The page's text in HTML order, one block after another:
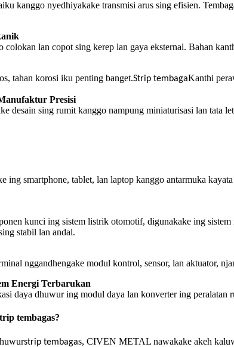
kanggo nyedhiyakake transmisi arus sing efisien.
lan copot sing kerep lan gaya eksternal. Bahan
tahan korosi iku penting banget.Strip tembagaKanthi
Presisi
desain sing rumit kanggo nampung miniaturisasi lan tata
ing smartphone, tablet, lan laptop kanggo antarmuka
kunci ing sistem listrik otomotif, digunakake ing
stabil lan andal.
nggandhengake modul kontrol, sensor, lan aktuator,
Energi Terbarukan
daya dhuwur ing modul daya lan konverter ing peralatan
tembagas?
strip tembagas, CIVEN METAL nawakake akeh